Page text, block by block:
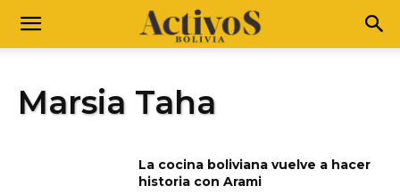
Marsia Taha
La cocina boliviana vuelve a hacer
historia con Arami